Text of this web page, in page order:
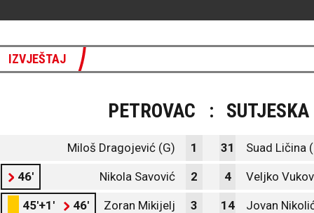
IZVJEŠTAJ
PETROVAC : SUTJESKA
Miloš Dragojević (G) 1 31 Suad Ličina
46' Nikola Savović 2 4 Veljko
45'+1' 46' Zoran Mikijelj 3 14 Jovan